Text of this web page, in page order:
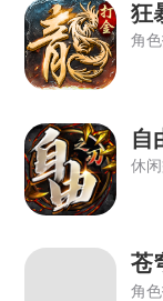
《热血
《百战
《原始传
《神仙
《血饮龙
《血饮
狂
角
自
苍
角